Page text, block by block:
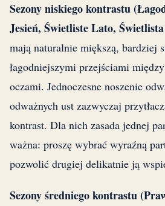
Sezony niskiego kontrastu
Jesień, Świetliste Lato,
mają naturalnie miększą, bardziej
łagodniejszymi przejściami
oczami. Jednoczesne noszenie
odważnych ust zazwyczaj
kontrast. Dla nich zasada jednej
ważna: proszę wybrać wyraźną
pozwolić drugiej delikatnie ją
Sezony średniego kontrastu